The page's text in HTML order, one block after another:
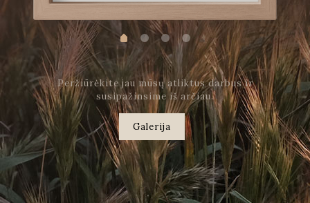
Peržiūrėkite jau mūsų atliktus darbus ir
susipažinsime iš arčiau.
Galerija